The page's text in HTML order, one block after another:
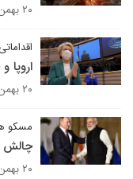
۲۰ بهمن ۱۴۰۱
اروپا
۲۰ بهمن ۱۴۰۱
مسکو
چالش
۲۰ بهمن ۱۴۰۱